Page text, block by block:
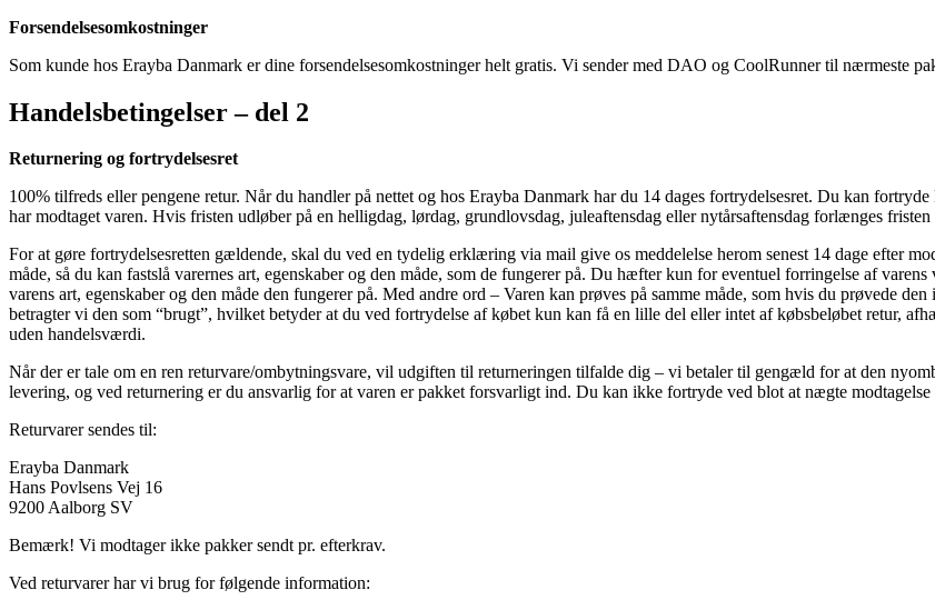
Forsendelsesomkostninger
Som kunde hos Erayba Danmark er dine forsendelsesomkostninger helt gratis. Vi sender med DAO og CoolRunner til nærmeste
Handelsbetingelser – del 2
Returnering og fortrydelsesret
100% tilfreds eller pengene retur. Når du handler på nettet og hos Erayba Danmark har du 14 dages fortrydelsesret. Du kan
har modtaget varen. Hvis fristen udløber på en helligdag, lørdag, grundlovsdag, juleaftensdag eller nytårsaftensdag forlænges
For at gøre fortrydelsesretten gældende, skal du ved en tydelig erklæring via mail give os meddelelse herom senest 14 dage efter
måde, så du kan fastslå varernes art, egenskaber og den måde, som de fungerer på. Du hæfter kun for eventuel forringelse af
varens art, egenskaber og den måde den fungerer på. Med andre ord – Varen kan prøves på samme måde, som hvis du prøvede
betragter vi den som “brugt”, hvilket betyder at du ved fortrydelse af købet kun kan få en lille del eller intet af købsbeløbet retur,
uden handelsværdi.
Når der er tale om en ren returvare/ombytningsvare, vil udgiften til returneringen tilfalde dig – vi betaler til gengæld for at den
levering, og ved returnering er du ansvarlig for at varen er pakket forsvarligt ind. Du kan ikke fortryde ved blot at nægte
Returvarer sendes til:
Erayba Danmark
Hans Povlsens Vej 16
9200 Aalborg SV
Bemærk! Vi modtager ikke pakker sendt pr. efterkrav.
Ved returvarer har vi brug for følgende information: